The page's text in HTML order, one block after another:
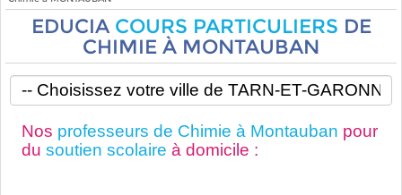
EDUCIA COURS PARTICULIERS DE
CHIMIE À MONTAUBAN
Nos professeurs de Chimie à Montauban pour
du soutien scolaire à domicile :